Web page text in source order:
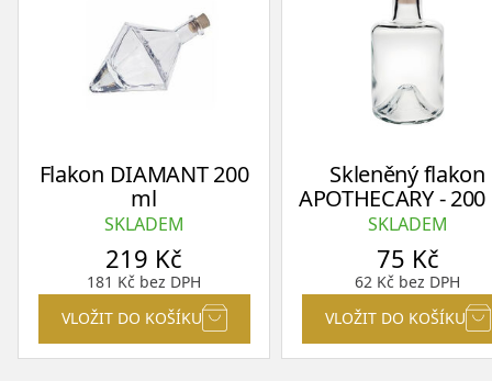
Flakon DIAMANT 200
ml
SKLADEM
219 Kč
181 Kč bez DPH
VLOŽIT DO KOŠÍKU
Skleněný flakon
APOTHECARY -
SKLADEM
75 Kč
62 Kč bez DPH
VLOŽIT DO KOŠÍKU